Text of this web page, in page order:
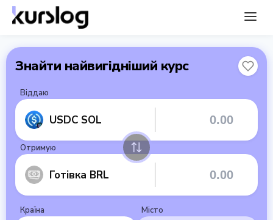
Знайти найвигідніший курс
Віддаю
USDC SOL
Отримую
Готівка BRL
Країна Місто